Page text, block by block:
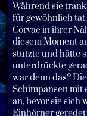
Während sie
für gewöhnlich
Corvae in ihrer
diesem Moment
stutzte und hätte
unterdrückte
war denn das?
Schimpansen mit
an, bevor sie sich
Einhörner